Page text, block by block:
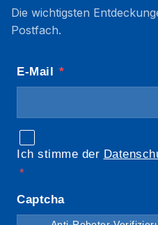
Die wichtigsten
Postfach.